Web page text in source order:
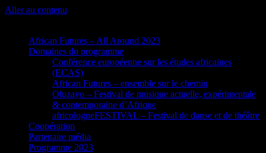
Aller au contenu
African Futures – All Around 2023
Domaines du programme
Conférence européenne sur les études africaines
(ECAS)
African Futures – ensemble sur le chemin
Oluzayo – Festival de musique actuelle, expérimentale
& contemporaine d’Afrique
africologneFESTIVAL – Festival de danse et de théâtre
Coopération
Partenaire média
Programme 2023